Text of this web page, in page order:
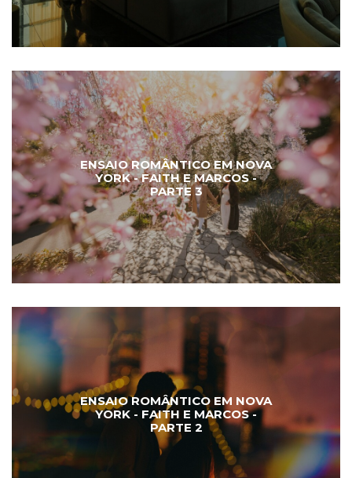
ENSAIO ROMÂNTICO EM NOVA
YORK - FAITH E MARCOS -
PARTE 3
ENSAIO ROMÂNTICO EM NOVA
YORK - FAITH E MARCOS -
PARTE 2